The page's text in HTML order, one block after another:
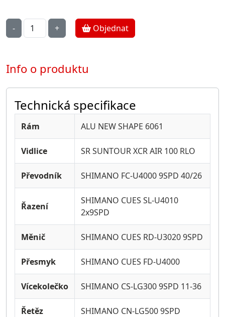
Objednat
Info o produktu
Technická specifikace
Rám ALU NEW SHAPE 6061
Vidlice SR SUNTOUR XCR AIR 100 RLO
Převodník SHIMANO FC-U4000 9SPD 40/26
Řazení
SHIMANO CUES SL-U4010
2x9SPD
Měnič SHIMANO CUES RD-U3020 9SPD
Přesmyk SHIMANO CUES FD-U4000
Vícekolečko SHIMANO CS-LG300 9SPD 11-36
Řetěz SHIMANO CN-LG500 9SPD